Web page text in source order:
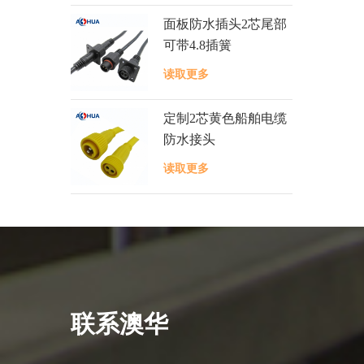
面板防水插头2芯尾部
可带4.8插簧
读取更多
定制2芯黄色船舶电缆
防水接头
读取更多
联系澳华